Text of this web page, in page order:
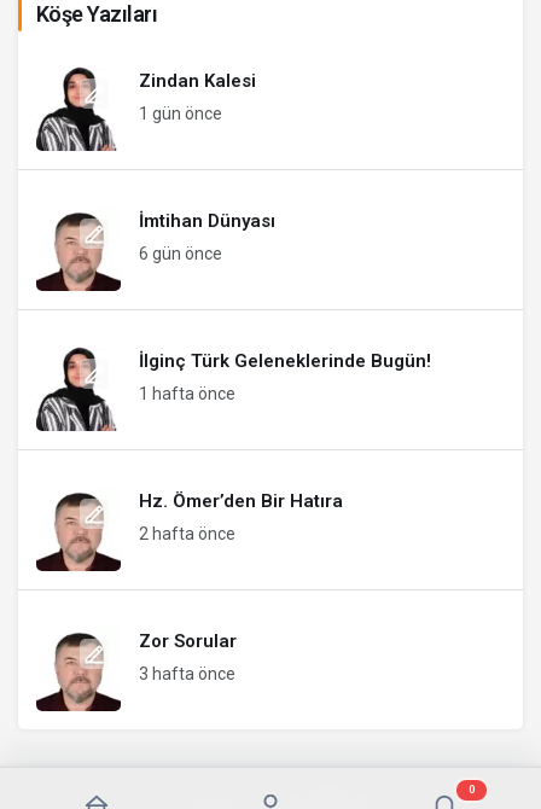
Köşe Yazıları
Zindan Kalesi
1 gün önce
İmtihan Dünyası
6 gün önce
İlginç Türk Geleneklerinde Bugün!
1 hafta önce
Hz. Ömer’den Bir Hatıra
2 hafta önce
Zor Sorular
3 hafta önce
0